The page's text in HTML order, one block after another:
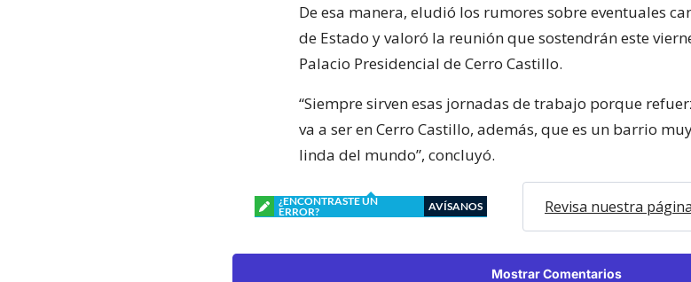
De esa manera, eludió los rumores sobre eventuales
de Estado y valoró la reunión que sostendrán este
Palacio Presidencial de Cerro Castillo.
“Siempre sirven esas jornadas de trabajo porque
va a ser en Cerro Castillo, además, que es un barrio
linda del mundo”, concluyó.
¿ENCONTRASTE UN
ERROR?
AVÍSANOS Revisa nuestra
Mostrar Comentarios